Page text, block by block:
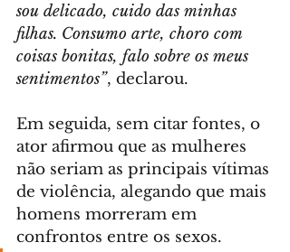
sou delicado, cuido das minhas
filhas. Consumo arte, choro com
coisas bonitas, falo sobre os meus
sentimentos”, declarou.
Em seguida, sem citar fontes, o
ator afirmou que as mulheres
não seriam as principais vítimas
de violência, alegando que mais
homens morreram em
confrontos entre os sexos.